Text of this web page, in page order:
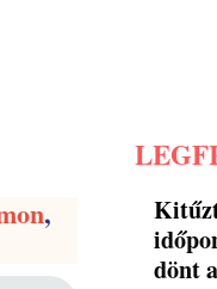
,
dönt